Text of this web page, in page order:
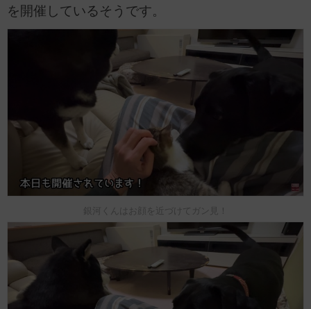
を開催しているそうです。
銀河くんはお顔を近づけてガン見！